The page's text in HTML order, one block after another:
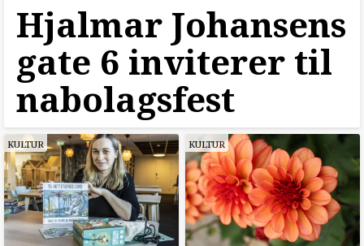
Hjalmar Johansens
gate 6 inviterer til
nabolagsfest
KULTUR KULTUR